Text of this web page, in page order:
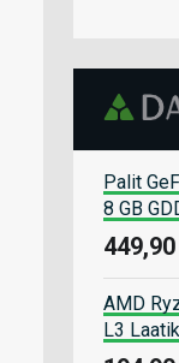
Palit
8 GB
AMD
L3